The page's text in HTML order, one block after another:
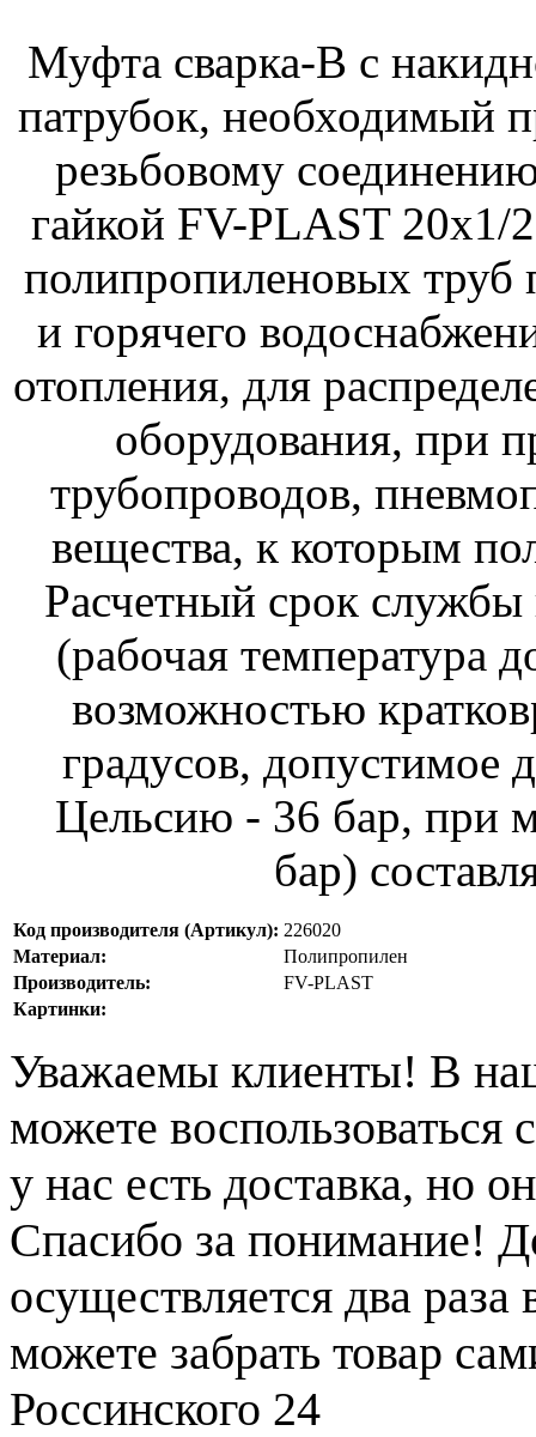
Муфта сварка-В с
патрубок, необходимый
резьбовому
гайкой FV-PLAST 20х1/
полипропиленовых труб
и горячего
отопления, для
оборудования, при
трубопроводов,
вещества, к которым
Расчетный срок службы
(рабочая температура
возможностью
градусов, допустимое
Цельсию - 36 бар, при
бар)
Код производителя (Артикул): 226020
Материал:
Полипропилен
Производитель:
FV-PLAST
Картинки:
Уважаемы клиенты! В
можете воспользоваться
у нас есть доставка, но
Спасибо за понимание!
осуществляется два
можете забрать товар
Россинского 24